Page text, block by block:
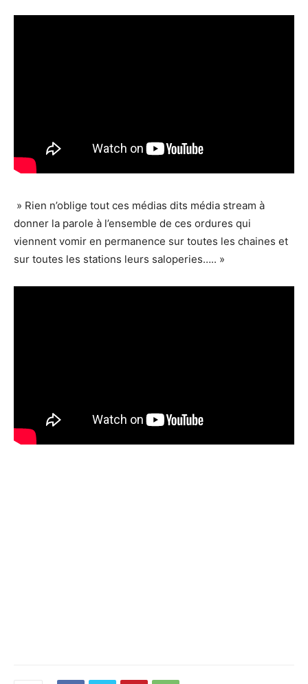
» Rien n’oblige tout ces médias dits média stream à
donner la parole à l’ensemble de ces ordures qui
viennent vomir en permanence sur toutes les chaines et
sur toutes les stations leurs saloperies….. »